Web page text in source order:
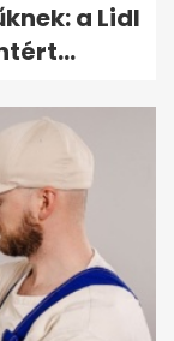
a Lidl